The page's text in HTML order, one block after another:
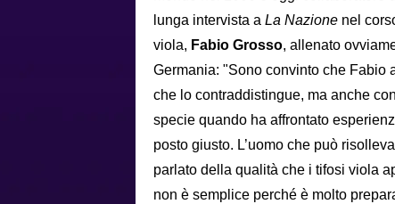
lunga intervista a La Nazione nel
viola, Fabio Grosso, allenato
Germania: "Sono convinto che Fabio
che lo contraddistingue, ma anche
specie quando ha affrontato
posto giusto. L’uomo che può
parlato della qualità che i tifosi viola
non è semplice perché è molto